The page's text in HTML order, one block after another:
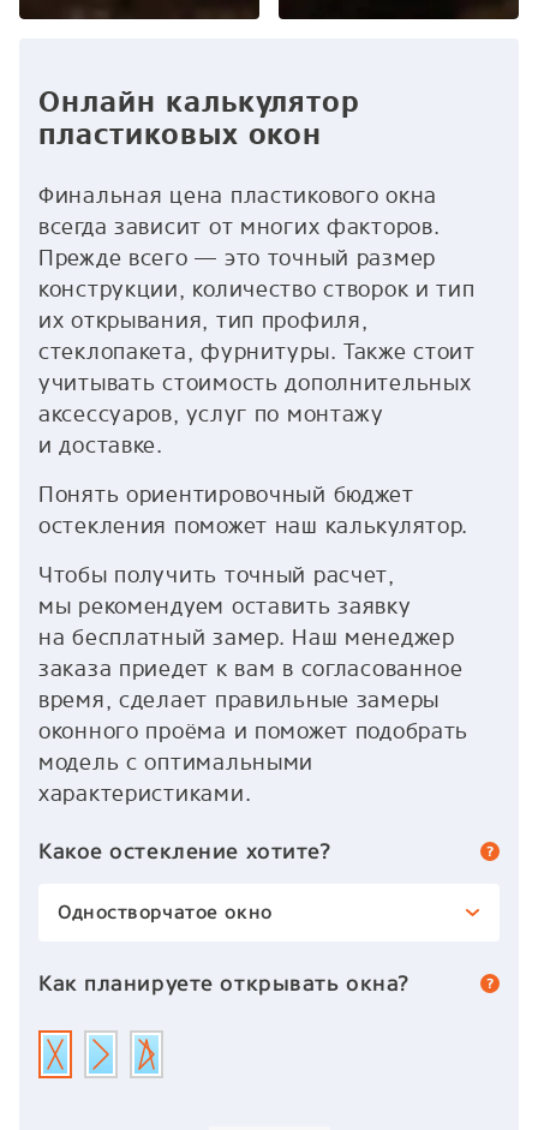
Онлайн калькулятор
пластиковых окон
Финальная цена пластикового окна
всегда зависит от многих факторов.
Прежде всего — это точный размер
конструкции, количество створок и тип
их открывания, тип профиля,
стеклопакета, фурнитуры. Также стоит
учитывать стоимость дополнительных
аксессуаров, услуг по монтажу
и доставке.
Понять ориентировочный бюджет
остекления поможет наш калькулятор.
Чтобы получить точный расчет,
мы рекомендуем оставить заявку
на бесплатный замер. Наш менеджер
заказа приедет к вам в согласованное
время, сделает правильные замеры
оконного проёма и поможет подобрать
модель с оптимальными
характеристиками.
Какое остекление хотите?
Одностворчатое окно
Как планируете открывать окна?